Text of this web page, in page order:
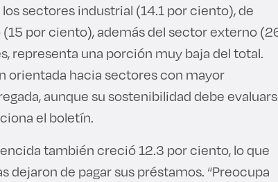
sectores industrial (14.1 por ciento), de
por ciento), además del sector externo
representa una porción muy baja del total.
orientada hacia sectores con mayor
aunque su sostenibilidad debe
el boletín.
también creció 12.3 por ciento, lo que
dejaron de pagar sus préstamos. “Preocupa